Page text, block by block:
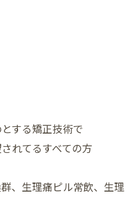
する矯正技術で
れてるすべての方
、生理痛ピル常飲、生理